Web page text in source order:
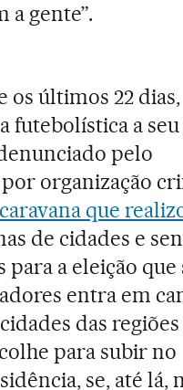
a gente”.
últimos 22
futebolística a seu
pelo
organização
que
de cidades e
a eleição que
entra em
das regiões
para subir no
se, até lá,